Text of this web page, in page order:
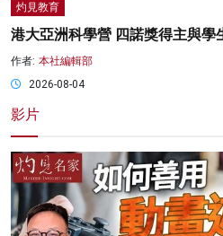
灼見教育
港大亞洲科學營 四諾獎得主與學
作者: 本社編輯部
2026-08-04
影片